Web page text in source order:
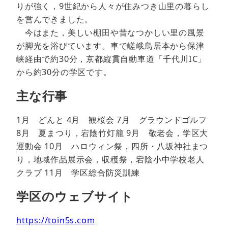
りが強く，9世紀から人々が住みつき山里の暮らし
を営んできました。
今はまた，美しい棚田や昔なつかしい里の風景
が脚光を浴びています。車で嵯峨鳥居本から保津
峡経由で約30分，京都縦貫自動車道「千代川IC」
から約30分の学区です。
主な行事
1月 どんと 4月 観桜会 7月 グラウンドゴルフ
8月 夏まつり，宕陰竹灯籠 9月 敬老会，学区大
運動会 10月 ハロウィン祭，四所・八坂神社まつ
り，地域作品展示会，収穫祭，宕陰小中学校老人
クラブ 11月 学区総合防災訓練
学区のウェブサイト
https://toin5s.com